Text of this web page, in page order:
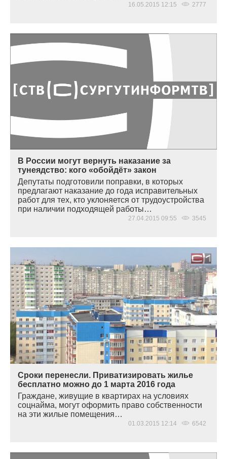
16.05.2015 12:15 2777
В России могут вернуть наказание за
тунеядство: кого «обойдёт» закон
Депутаты подготовили поправки, в которых
предлагают наказание до года исправительных
работ для тех, кто уклоняется от трудоустройства
при наличии подходящей работы…
27.04.2015 09:55 3545
Сроки перенесли. Приватизировать жилье
бесплатно можно до 1 марта 2016 года
Граждане, живущие в квартирах на условиях
соцнайма, могут оформить право собственности
на эти жилые помещения…
01.03.2015 12:14 6542